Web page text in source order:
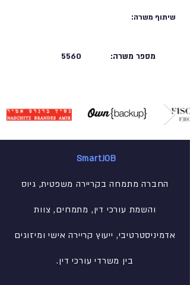
שיתוף משרה:
5560 מספר משרה:
SmartJOB
החברה מתמחה בקריירה משפטית, גיוס
והשמת עורכי דין, מתמחים, צוות
אדמיניסטרטיבי, ייעוץ קריירה אישי ומיזוגים
בין משרדי עורכי דין.